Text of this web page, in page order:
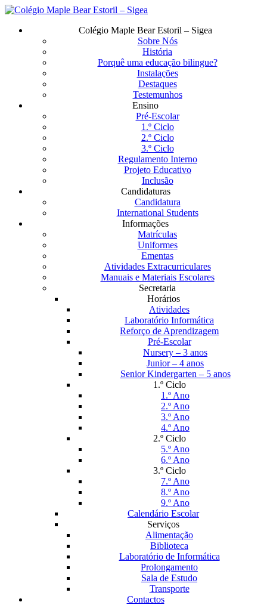
Saltar
Menu
Colégio Maple Bear Estoril – Sigea
Sobre Nós
História
Porquê uma educação bilingue?
Instalações
Destaques
Testemunhos
Ensino
Pré-Escolar
1.º Ciclo
2.º Ciclo
3.º Ciclo
Regulamento Interno
Projeto Educativo
Inclusão
Candidaturas
Candidatura
International Students
Informações
Matrículas
Uniformes
Ementas
Atividades Extracurriculares
Manuais e Materiais Escolares
Secretaria
Horários
Atividades
Laboratório Informática
Reforço de Aprendizagem
Pré-Escolar
Nursery – 3 anos
Junior – 4 anos
Senior Kindergarten – 5 anos
1.º Ciclo
1.º Ano
2.º Ano
3.º Ano
4.º Ano
2.º Ciclo
5.º Ano
6.º Ano
3.º Ciclo
7.º Ano
8.º Ano
9.º Ano
Calendário Escolar
Serviços
Alimentação
Biblioteca
Laboratório de Informática
Prolongamento
Sala de Estudo
Transporte
Contactos